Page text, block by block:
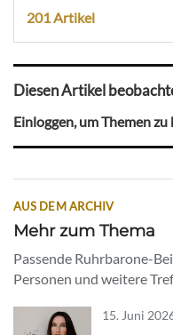
201 Artikel
Diesen Artikel
Einloggen, um Themen
AUS DEM ARCHIV
Mehr zum Thema
Passende Ruhrbarone-
Personen und weitere
15. Juni